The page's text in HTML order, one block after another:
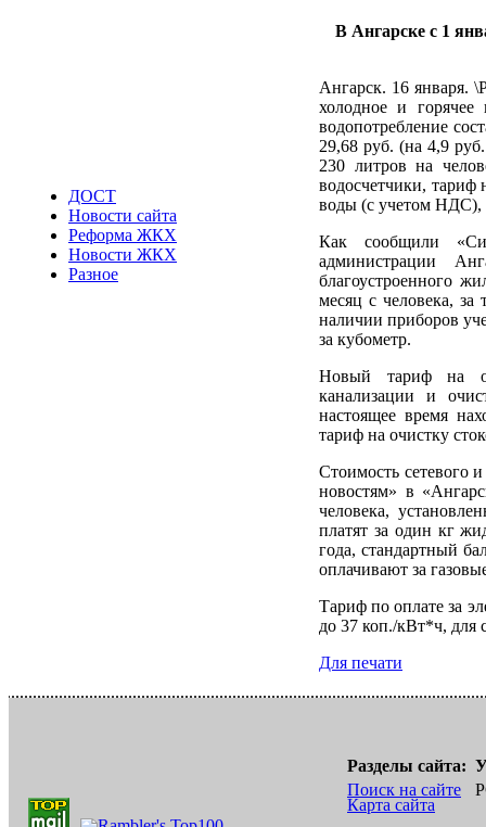
ДОСТ
Новости сайта
Реформа ЖКХ
Новости ЖКХ
Разное
В Ангарске с 1
Ангарск. 16 января.
холодное и горячее
водопотребление
29,68 руб. (на 4,9
230 литров на
водосчетчики, тариф
воды (с учетом НДС),
Как сообщили
администрации
благоустроенного
месяц с человека,
наличии приборов
за кубометр.
Новый тариф на
канализации и
настоящее время
тариф на очистку
Стоимость сетевого
новостям» в
человека,
платят за один кг
года, стандартный
оплачивают за
Тариф по оплате за
до 37 коп./кВт*ч, для
Для печати
Разделы сайта:
Поиск на сайте
Карта сайта